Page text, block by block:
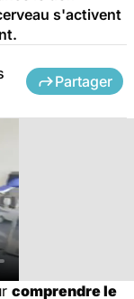
s'activent
Partager
comprendre le